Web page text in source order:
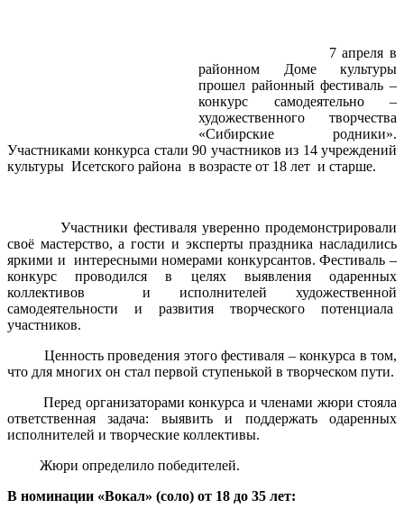
7 апреля в
районном Доме культуры
прошел районный фестиваль –
конкурс самодеятельно –
художественного творчества
«Сибирские родники».
Участниками конкурса стали 90 участников из 14 учреждений
культуры Исетского района в возрасте от 18 лет и старше.
Участники фестиваля уверенно продемонстрировали
своё мастерство, а гости и эксперты праздника насладились
яркими и интересными номерами конкурсантов. Фестиваль –
конкурс проводился в целях выявления одаренных
коллективов и исполнителей художественной
самодеятельности и развития творческого потенциала
участников.
Ценность проведения этого фестиваля – конкурса в том,
что для многих он стал первой ступенькой в творческом пути.
Перед организаторами конкурса и членами жюри стояла
ответственная задача: выявить и поддержать одаренных
исполнителей и творческие коллективы.
Жюри определило победителей.
В номинации «Вокал» (соло) от 18 до 35 лет: